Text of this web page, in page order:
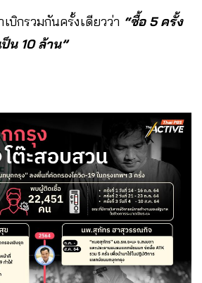
บิกรวมกันครั้งเดียวว่า “ซื้อ 5 ครั้ง
น 10 ล้าน”